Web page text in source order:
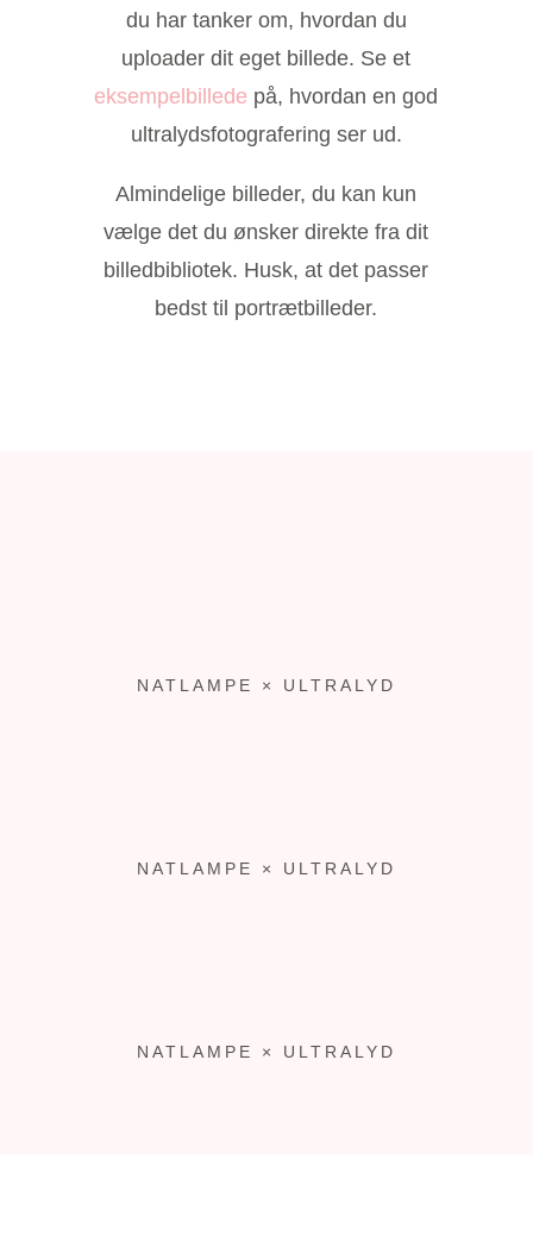
du har tanker om, hvordan du
uploader dit eget billede. Se et
eksempelbillede på, hvordan en god
ultralydsfotografering ser ud.
Almindelige billeder, du kan kun
vælge det du ønsker direkte fra dit
billedbibliotek. Husk, at det passer
bedst til portrætbilleder.
NATLAMPE × ULTRALYD
NATLAMPE × ULTRALYD
NATLAMPE × ULTRALYD